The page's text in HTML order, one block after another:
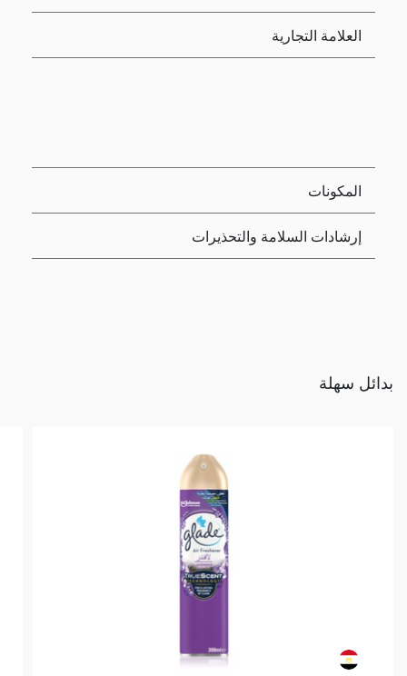
العلامة التجارية
المكونات
إرشادات السلامة والتحذيرات
بدائل سهلة